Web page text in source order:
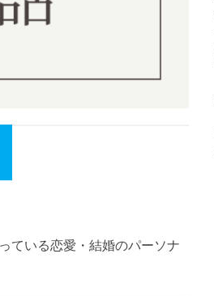
ている恋愛・結婚のパーソナ